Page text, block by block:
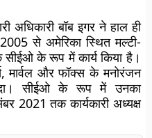
अधिकारी बॉब इगर ने हाल ही
से अमेरिका स्थित मल्टी-
सीईओ के रूप में कार्य किया है।
मार्वल और फॉक्स के मनोरंजन
सीईओ के रूप में उनका
2021 तक कार्यकारी अध्यक्ष